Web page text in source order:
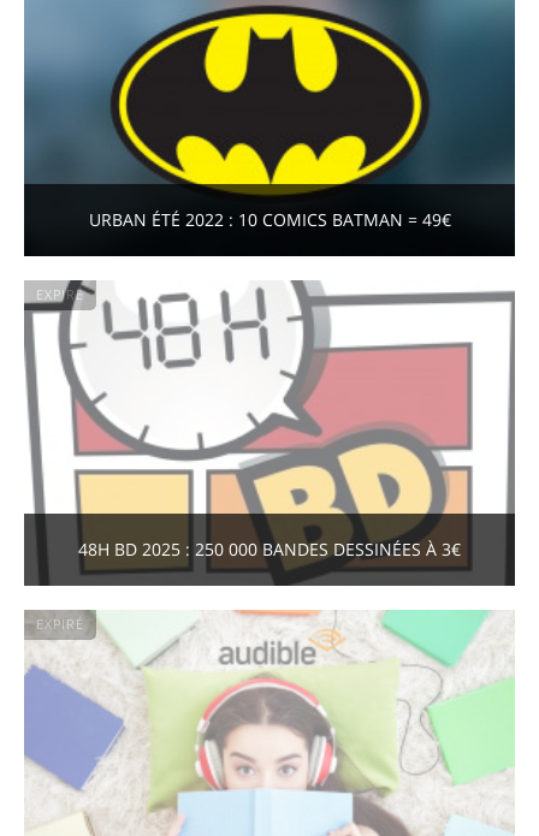
URBAN ÉTÉ 2022 : 10 COMICS BATMAN = 49€
EXPIRÉ
48H BD 2025 : 250 000 BANDES DESSINÉES À 3€
EXPIRÉ